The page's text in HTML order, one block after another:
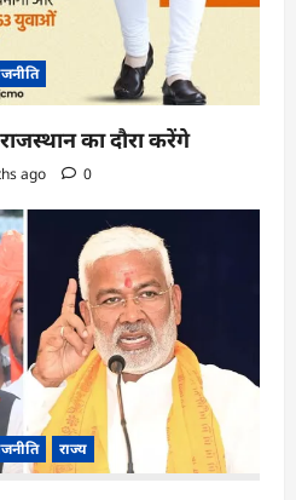
का दौरा करेंगे
ago 0
राज्य